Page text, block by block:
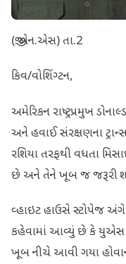
(જી.એન.એસ) તા.2
કિવ/વોશિંગ્ટન,
અમેરિકન રાષ્ટ્રપ્રમુખ
અને હવાઈ સંરક્ષણના
રશિયા તરફથી વધતા
છે અને તેને ખૂબ જ જરૂરી
વ્હાઇટ હાઉસે સ્ટોપેજ અંગે
કહેવામાં આવ્યું છે કે યુએસ
ખૂબ નીચે આવી ગયા